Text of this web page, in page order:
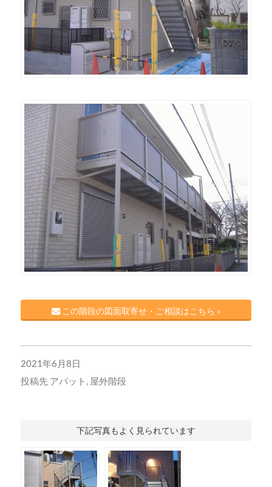
この階段の図面取寄せ・ご相談はこちら »
2021年6月8日
投稿先 アパット , 屋外階段
下記写真もよく見られています